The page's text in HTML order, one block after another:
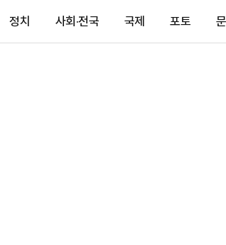
정치 사회·전국 국제 포토